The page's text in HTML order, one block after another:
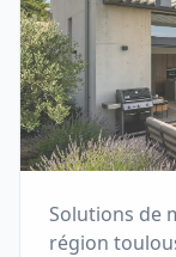
Solutions de
région